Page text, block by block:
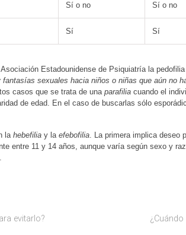
Sí o no Sí o no
Sí Sí
Estadounidense de Psiquiatría la pedofilia
sexuales hacia niños o niñas que aún no
casos que se trata de una parafilia cuando el
de edad. En el caso de buscarlas sólo
lahebefilia y la efebofilia. La primera implica deseo
entre 11 y 14 años, aunque varía según sexo y
evitarlo?